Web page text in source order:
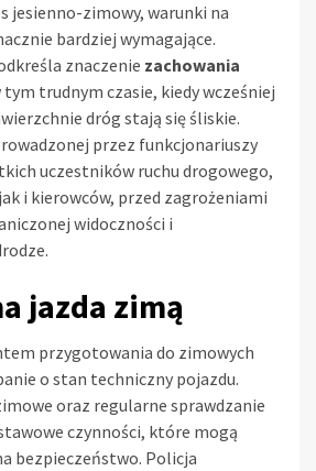
jesienno-zimowy, warunki na
bardziej wymagające.
znaczenie zachowania
tym trudnym czasie, kiedy wcześniej
dróg stają się śliskie.
przez funkcjonariuszy
uczestników ruchu drogowego,
i kierowców, przed zagrożeniami
widoczności i
jazda zimą
przygotowania do zimowych
o stan techniczny pojazdu.
oraz regularne sprawdzanie
czynności, które mogą
bezpieczeństwo. Policja